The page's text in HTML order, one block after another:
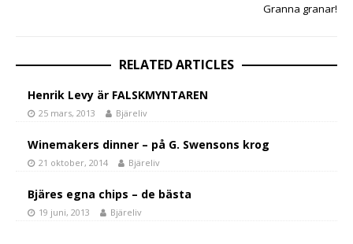
Granna granar!
RELATED ARTICLES
Henrik Levy är FALSKMYNTAREN
25 mars, 2013 Bjäreliv
Winemakers dinner – på G. Swensons krog
21 oktober, 2014 Bjäreliv
Bjäres egna chips – de bästa
19 juni, 2013 Bjäreliv